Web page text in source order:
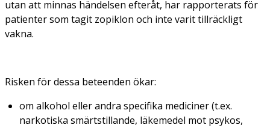
utan att minnas händelsen efteråt, har rapporterats för
patienter som tagit zopiklon och inte varit tillräckligt
vakna.
Risken för dessa beteenden ökar:
om alkohol eller andra specifika mediciner (t.ex.
narkotiska smärtstillande, läkemedel mot psykos,